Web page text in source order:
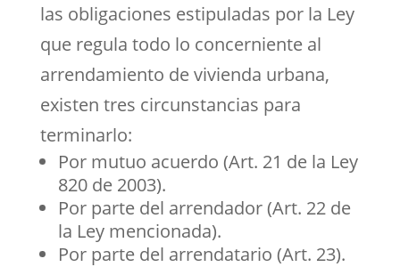
las obligaciones estipuladas por la Ley
que regula todo lo concerniente al
arrendamiento de vivienda urbana,
existen tres circunstancias para
terminarlo:
Por mutuo acuerdo (Art. 21 de la Ley
820 de 2003).
Por parte del arrendador (Art. 22 de
la Ley mencionada).
Por parte del arrendatario (Art. 23).